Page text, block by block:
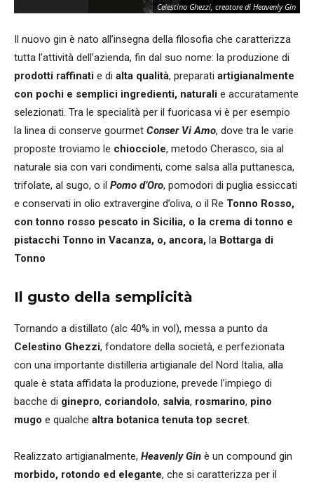
Celestino Ghezzi, creatore di Heavenly Gin
Il nuovo gin è nato all’insegna della filosofia che caratterizza
tutta l’attività dell’azienda, fin dal suo nome: la produzione di
prodotti raffinati e di alta qualità, preparati artigianalmente
con pochi e semplici ingredienti, naturali e accuratamente
selezionati. Tra le specialità per il fuoricasa vi è per esempio
la linea di conserve gourmet Conser Vi Amo, dove tra le varie
proposte troviamo le chiocciole, metodo Cherasco, sia al
naturale sia con vari condimenti, come salsa alla puttanesca,
trifolate, al sugo, o il Pomo d’Oro, pomodori di puglia essiccati
e conservati in olio extravergine d’oliva, o il Re Tonno Rosso,
con tonno rosso pescato in Sicilia, o la crema di tonno e
pistacchi Tonno in Vacanza, o, ancora, la Bottarga di
Tonno
Il gusto della semplicità
Tornando a distillato (alc 40% in vol), messa a punto da
Celestino Ghezzi, fondatore della società, e perfezionata
con una importante distilleria artigianale del Nord Italia, alla
quale è stata affidata la produzione, prevede l’impiego di
bacche di ginepro, coriandolo, salvia, rosmarino, pino
mugo e qualche altra botanica tenuta top secret.
Realizzato artigianalmente, Heavenly Gin è un compound gin
morbido, rotondo ed elegante, che si caratterizza per il